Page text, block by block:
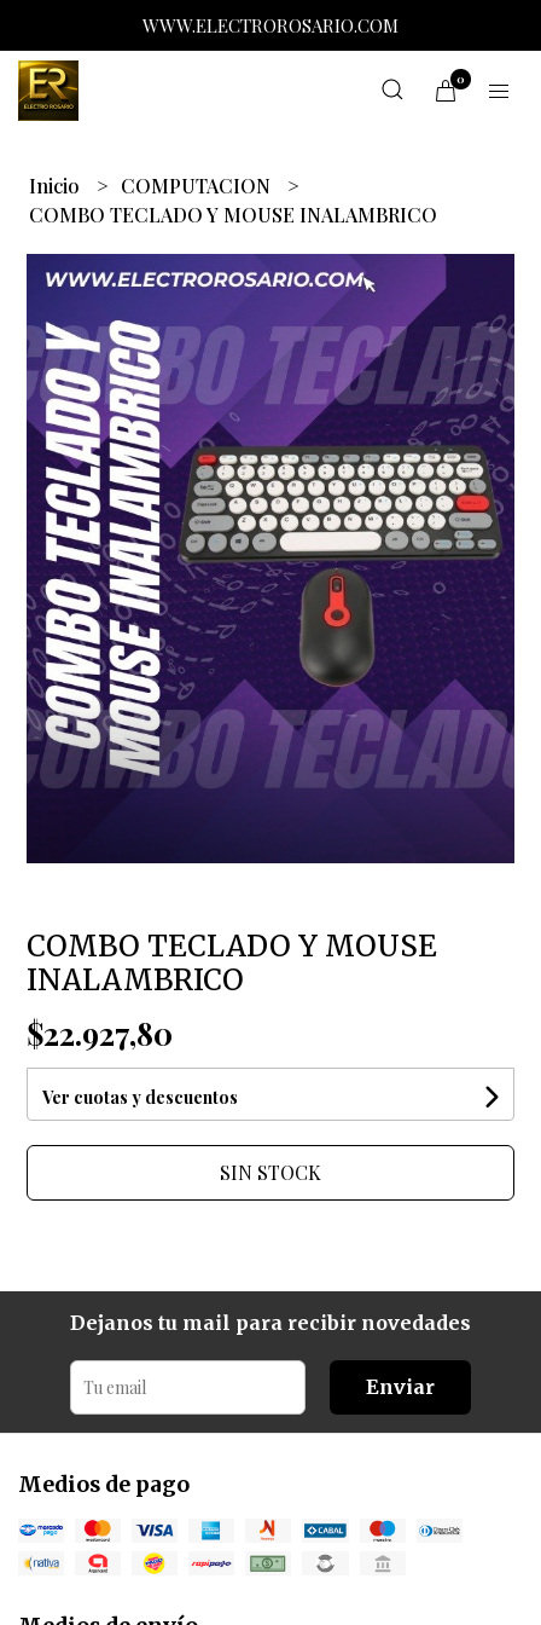
WWW.ELECTROROSARIO.COM
0
Inicio
COMPUTACION
COMBO TECLADO Y MOUSE INALAMBRICO
COMBO TECLADO Y MOUSE
INALAMBRICO
$22.927,80
Ver cuotas y descuentos
SIN STOCK
Dejanos tu mail para recibir novedades
Enviar
Medios de pago